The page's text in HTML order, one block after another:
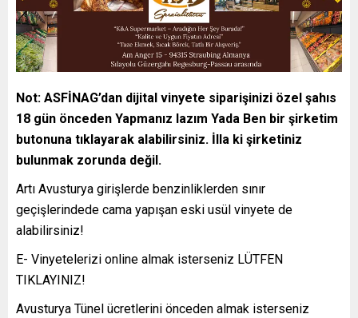
Not: ASFİNAG’dan dijital vinyete siparişinizi özel şahıs
18 gün önceden Yapmanız lazım Yada Ben bir şirketim
butonuna tıklayarak alabilirsiniz. İlla ki şirketiniz
bulunmak zorunda değil.
Artı Avusturya girişlerde benzinliklerden sınır
geçişlerindede cama yapışan eski usül vinyete de
alabilirsiniz!
E- Vinyetelerizi online almak isterseniz LÜTFEN
TIKLAYINIZ!
Avusturya Tünel ücretlerini önceden almak isterseniz